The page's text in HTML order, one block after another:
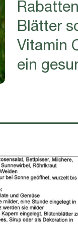
Blätter
Vitamin
ein